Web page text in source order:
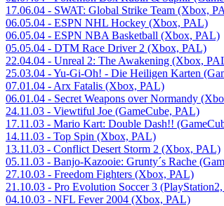
17.06.04 - SWAT: Global Strike Team (Xbox,
06.05.04 - ESPN NHL Hockey (Xbox, PAL)
06.05.04 - ESPN NBA Basketball (Xbox, PAL)
05.05.04 - DTM Race Driver 2 (Xbox, PAL)
22.04.04 - Unreal 2: The Awakening (Xbox,
25.03.04 - Yu-Gi-Oh! - Die Heiligen Karten
07.01.04 - Arx Fatalis (Xbox, PAL)
06.01.04 - Secret Weapons over Normandy
24.11.03 - Viewtiful Joe (GameCube, PAL)
17.11.03 - Mario Kart: Double Dash!!
14.11.03 - Top Spin (Xbox, PAL)
13.11.03 - Conflict Desert Storm 2 (Xbox, PAL)
05.11.03 - Banjo-Kazooie: Grunty´s Rache
27.10.03 - Freedom Fighters (Xbox, PAL)
21.10.03 - Pro Evolution Soccer 3
04.10.03 - NFL Fever 2004 (Xbox, PAL)